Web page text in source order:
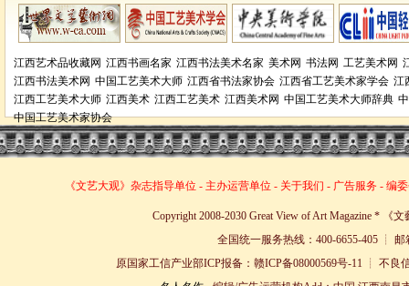
江西艺术品收藏网 江西书画名家 江西书法美术名家 美术网 书法网 工艺美术网
江西书法美术网 中国工艺美术大师 江西省书法家协会 江西省工艺美术家学会 江
江西工艺美术大师 江西美术 江西工艺美术 江西美术网 中国工艺美术大师辞典
中国工艺美术家协会
《文艺大观》杂志指导单位 - 主办运营单位 - 关于我们 - 广告服务 - 编
Copyright 2008-2030 Great View of Art Magazine * 《
全国统一服务热线：400-6655-405 ┊ 邮
原国家工信产业部ICP报备：赣ICP备08000569号-11 ┊ 不